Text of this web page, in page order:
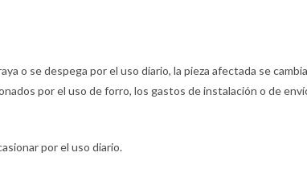
o se despega por el uso diario, la pieza afectada se
por el uso de forro, los gastos de instalación o de
por el uso diario.